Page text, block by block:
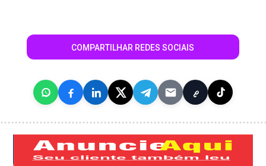
COMPARTILHAR REDES SOCIAIS